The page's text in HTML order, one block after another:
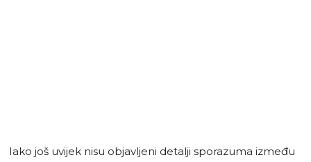
Iako još uvijek nisu objavljeni detalji sporazuma između